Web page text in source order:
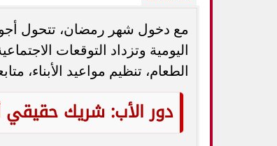
مع دخول شهر رمضان، تتحول
اليومية وتزداد التوقعات
الطعام، تنظيم مواعيد الأبناء،
دور الأب: شريك حقيقي
5 خطوات بسيطة تحميك من السكري